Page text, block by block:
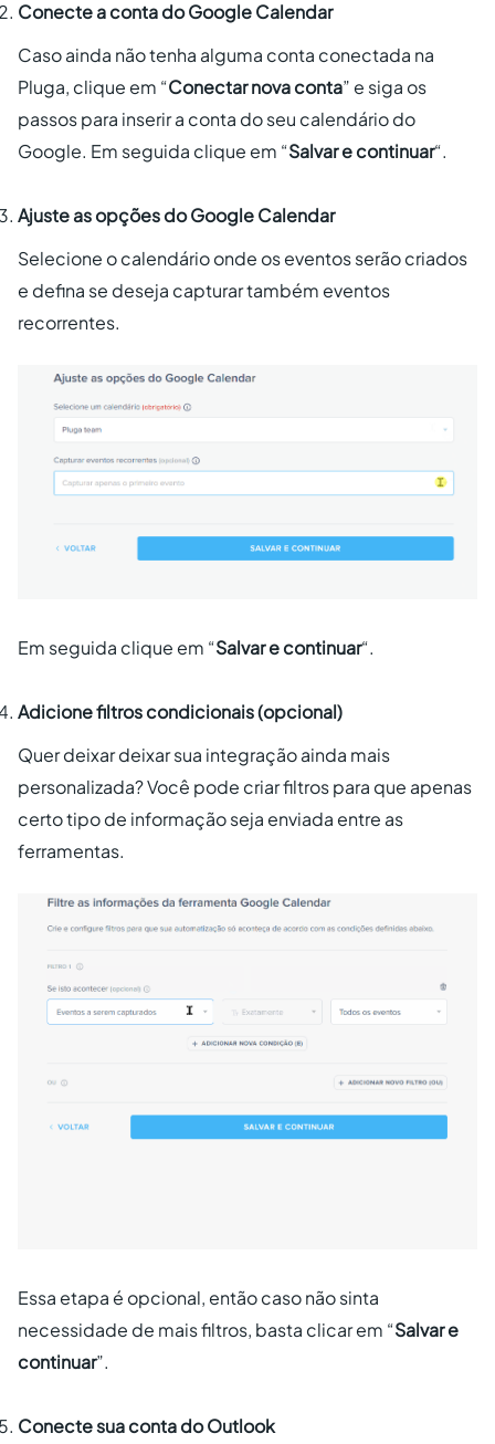
Conecte a conta do Google Calendar
Caso ainda não tenha alguma conta conectada na
Pluga, clique em “Conectar nova conta” e siga os
passos para inserir a conta do seu calendário do
Google. Em seguida clique em “Salvar e continuar“.
Ajuste as opções do Google Calendar
Selecione o calendário onde os eventos serão criados
e defina se deseja capturar também eventos
recorrentes.
Em seguida clique em “Salvar e continuar“.
Adicione filtros condicionais (opcional)
Quer deixar deixar sua integração ainda mais
personalizada? Você pode criar filtros para que apenas
certo tipo de informação seja enviada entre as
ferramentas.
Essa etapa é opcional, então caso não sinta
necessidade de mais filtros, basta clicar em “Salvar e
continuar”.
Conecte sua conta do Outlook